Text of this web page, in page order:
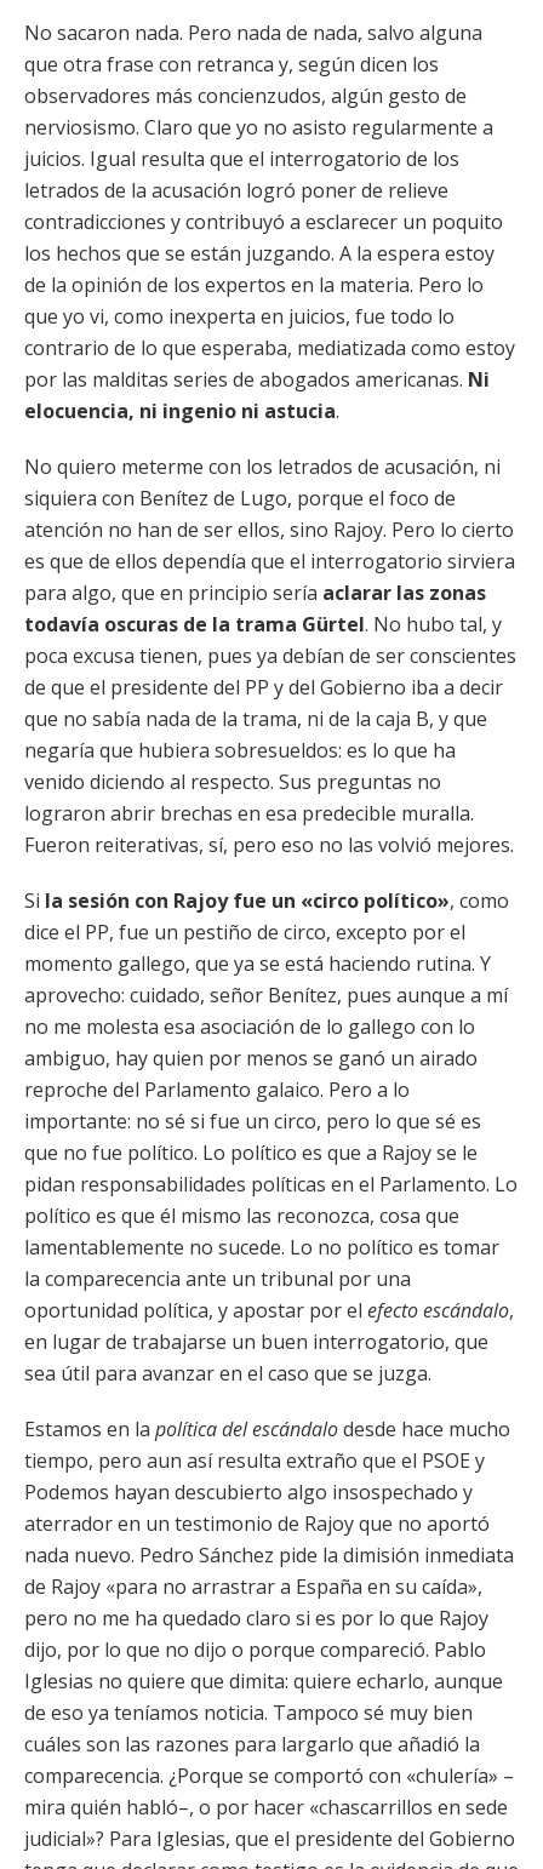
No sacaron nada. Pero nada de nada, salvo alguna
que otra frase con retranca y, según dicen los
observadores más concienzudos, algún gesto de
nerviosismo. Claro que yo no asisto regularmente a
juicios. Igual resulta que el interrogatorio de los
letrados de la acusación logró poner de relieve
contradicciones y contribuyó a esclarecer un poquito
los hechos que se están juzgando. A la espera estoy
de la opinión de los expertos en la materia. Pero lo
que yo vi, como inexperta en juicios, fue todo lo
contrario de lo que esperaba, mediatizada como estoy
por las malditas series de abogados americanas. Ni
elocuencia, ni ingenio ni astucia.
No quiero meterme con los letrados de acusación, ni
siquiera con Benítez de Lugo, porque el foco de
atención no han de ser ellos, sino Rajoy. Pero lo cierto
es que de ellos dependía que el interrogatorio sirviera
para algo, que en principio sería aclarar las zonas
todavía oscuras de la trama Gürtel. No hubo tal, y
poca excusa tienen, pues ya debían de ser conscientes
de que el presidente del PP y del Gobierno iba a decir
que no sabía nada de la trama, ni de la caja B, y que
negaría que hubiera sobresueldos: es lo que ha
venido diciendo al respecto. Sus preguntas no
lograron abrir brechas en esa predecible muralla.
Fueron reiterativas, sí, pero eso no las volvió mejores.
Si la sesión con Rajoy fue un «circo político», como
dice el PP, fue un pestiño de circo, excepto por el
momento gallego, que ya se está haciendo rutina. Y
aprovecho: cuidado, señor Benítez, pues aunque a mí
no me molesta esa asociación de lo gallego con lo
ambiguo, hay quien por menos se ganó un airado
reproche del Parlamento galaico. Pero a lo
importante: no sé si fue un circo, pero lo que sé es
que no fue político. Lo político es que a Rajoy se le
pidan responsabilidades políticas en el Parlamento. Lo
político es que él mismo las reconozca, cosa que
lamentablemente no sucede. Lo no político es tomar
la comparecencia ante un tribunal por una
oportunidad política, y apostar por el efecto escándalo,
en lugar de trabajarse un buen interrogatorio, que
sea útil para avanzar en el caso que se juzga.
Estamos en la política del escándalodesde hace mucho
tiempo, pero aun así resulta extraño que el PSOE y
Podemos hayan descubierto algo insospechado y
aterrador en un testimonio de Rajoy que no aportó
nada nuevo. Pedro Sánchez pide la dimisión inmediata
de Rajoy «para no arrastrar a España en su caída»,
pero no me ha quedado claro si es por lo que Rajoy
dijo, por lo que no dijo o porque compareció. Pablo
Iglesias no quiere que dimita: quiere echarlo, aunque
de eso ya teníamos noticia. Tampoco sé muy bien
cuáles son las razones para largarlo que añadió la
comparecencia. ¿Porque se comportó con «chulería» –
mira quién habló–, o por hacer «chascarrillos en sede
judicial»? Para Iglesias, que el presidente del Gobierno